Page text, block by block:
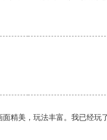
精美，玩法丰富。我已经玩